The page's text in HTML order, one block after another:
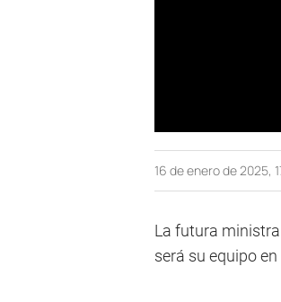
16 de enero de 2025,
La futura
será su equipo